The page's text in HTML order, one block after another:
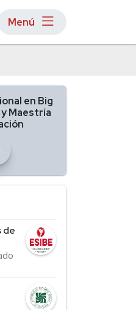
Menú
en Big
Maestría
de